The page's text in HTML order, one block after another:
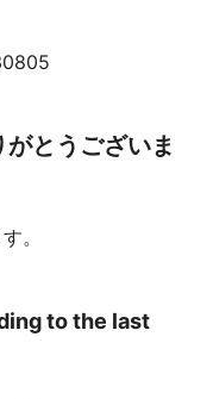
とうございま
。
to the last